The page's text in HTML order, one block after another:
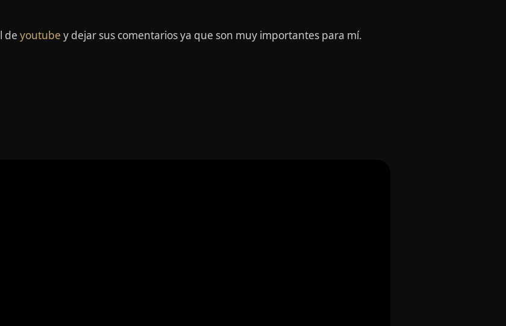
de youtube y dejar sus comentarios ya que son muy importantes para mí.